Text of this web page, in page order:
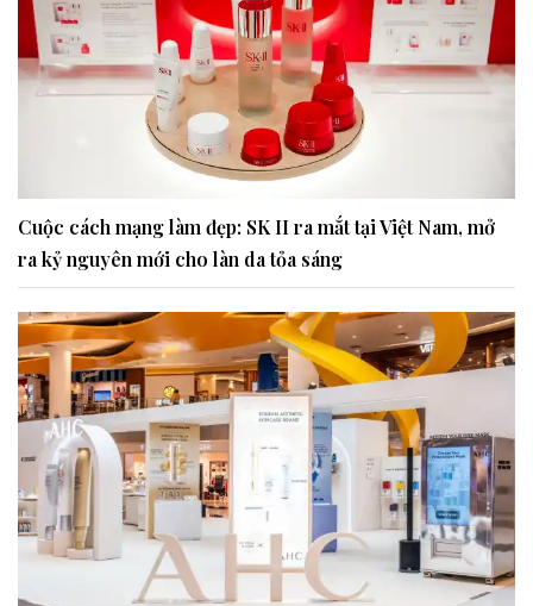
Cuộc cách mạng làm đẹp: SK II ra mắt tại Việt Nam, mở
ra kỷ nguyên mới cho làn da tỏa sáng